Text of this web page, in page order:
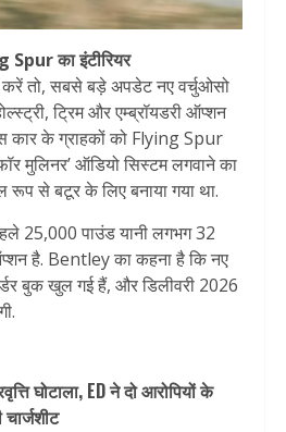
का इंटीरियर
तो, सबसे बड़े अपडेट नए वर्चुओसो
ट्रिम और एम्ब्रॉयडरी ऑप्शन
कार के ग्राहकों को Flying Spur
मुलिनर’ ऑडियो सिस्टम लगवाने का
रूप से बटूर के लिए बनाया गया था.
25,000 पाउंड यानी लगभग 32
है. Bentley का कहना है कि नए
बुक खुल गई हैं, और डिलीवरी 2026
घोटाला, ED ने दो आरोपियों के